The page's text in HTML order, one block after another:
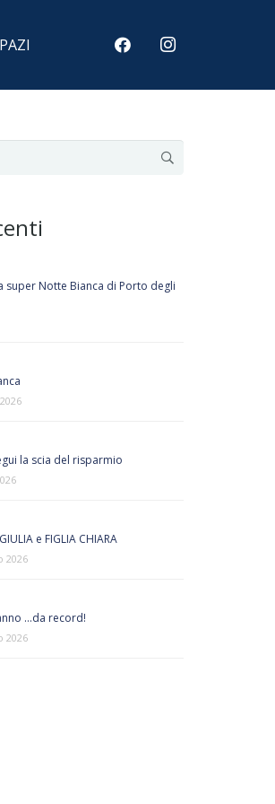
super Notte Bianca di Porto degli
la scia del risparmio
e FIGLIA CHIARA
2026
…da record!
2026